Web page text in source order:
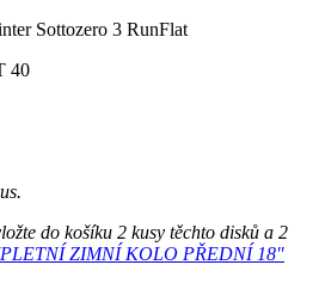
Sottozero 3 RunFlat
40
do košíku 2 kusy těchto disků a 2
ZIMNÍ KOLO PŘEDNÍ 18"